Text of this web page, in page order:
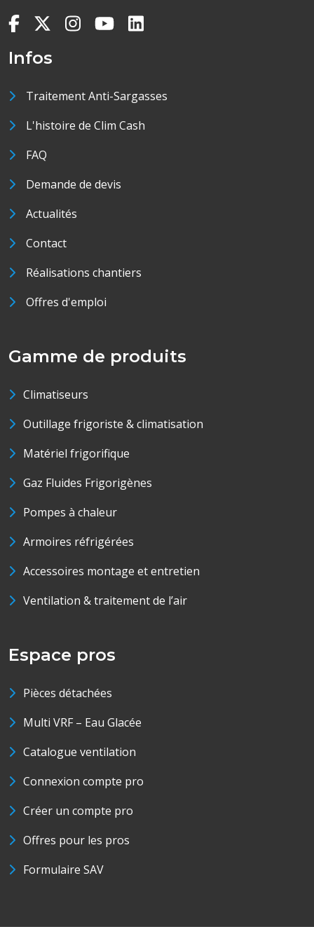
Infos
Traitement Anti-Sargasses
L'histoire de Clim Cash
FAQ
Demande de devis
Actualités
Contact
Réalisations chantiers
Offres d'emploi
Gamme de produits
Climatiseurs
Outillage frigoriste & climatisation
Matériel frigorifique
Gaz Fluides Frigorigènes
Pompes à chaleur
Armoires réfrigérées
Accessoires montage et entretien
Ventilation & traitement de l’air
Espace pros
Pièces détachées
Multi VRF – Eau Glacée
Catalogue ventilation
Connexion compte pro
Créer un compte pro
Offres pour les pros
Formulaire SAV